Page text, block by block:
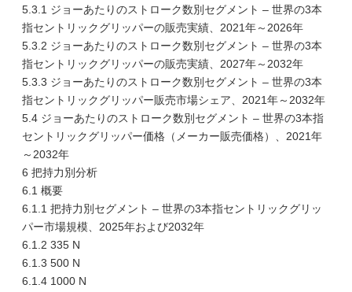
5.3.1 ジョーあたりのストローク数別セグメント – 世界の3本
指セントリックグリッパーの販売実績、2021年～2026年
5.3.2 ジョーあたりのストローク数別セグメント – 世界の3本
指セントリックグリッパーの販売実績、2027年～2032年
5.3.3 ジョーあたりのストローク数別セグメント – 世界の3本
指セントリックグリッパー販売市場シェア、2021年～2032年
5.4 ジョーあたりのストローク数別セグメント – 世界の3本指
セントリックグリッパー価格（メーカー販売価格）、2021年
～2032年
6 把持力別分析
6.1 概要
6.1.1 把持力別セグメント – 世界の3本指セントリックグリッ
パー市場規模、2025年および2032年
6.1.2 335 N
6.1.3 500 N
6.1.4 1000 N